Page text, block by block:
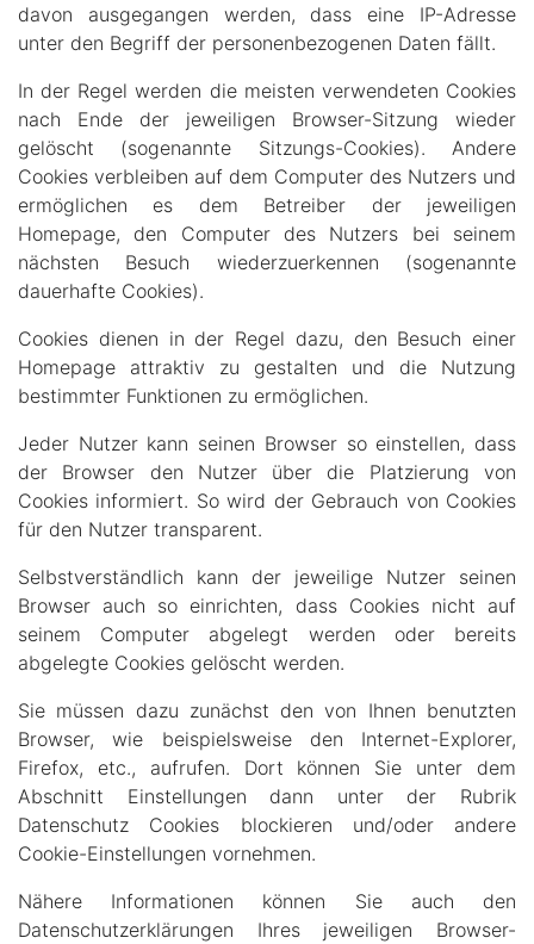
davon ausgegangen werden, dass eine IP-Adresse
unter den Begriff der personenbezogenen Daten fällt.
In der Regel werden die meisten verwendeten Cookies
nach Ende der jeweiligen Browser-Sitzung wieder
gelöscht (sogenannte Sitzungs-Cookies). Andere
Cookies verbleiben auf dem Computer des Nutzers und
ermöglichen es dem Betreiber der jeweiligen
Homepage, den Computer des Nutzers bei seinem
nächsten Besuch wiederzuerkennen (sogenannte
dauerhafte Cookies).
Cookies dienen in der Regel dazu, den Besuch einer
Homepage attraktiv zu gestalten und die Nutzung
bestimmter Funktionen zu ermöglichen.
Jeder Nutzer kann seinen Browser so einstellen, dass
der Browser den Nutzer über die Platzierung von
Cookies informiert. So wird der Gebrauch von Cookies
für den Nutzer transparent.
Selbstverständlich kann der jeweilige Nutzer seinen
Browser auch so einrichten, dass Cookies nicht auf
seinem Computer abgelegt werden oder bereits
abgelegte Cookies gelöscht werden.
Sie müssen dazu zunächst den von Ihnen benutzten
Browser, wie beispielsweise den Internet-Explorer,
Firefox, etc., aufrufen. Dort können Sie unter dem
Abschnitt Einstellungen dann unter der Rubrik
Datenschutz Cookies blockieren und/oder andere
Cookie-Einstellungen vornehmen.
Nähere Informationen können Sie auch den
Datenschutzerklärungen Ihres jeweiligen Browser-